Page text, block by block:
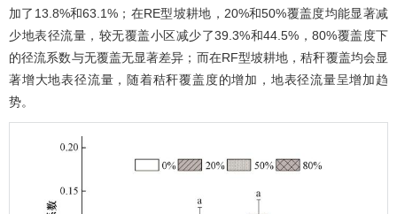
加了13.8%和63.1%；在RE型坡耕地，20%和50%覆盖度均能显著减
少地表径流量，较无覆盖小区减少了39.3%和44.5%，80%覆盖度下
的径流系数与无覆盖无显著差异；而在RF型坡耕地，秸秆覆盖均会显
著增大地表径流量，随着秸秆覆盖度的增加，地表径流量呈增加趋
势。